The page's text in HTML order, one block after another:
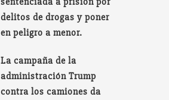
delitos de drogas y poner
en peligro a menor.
La campaña de la
administración Trump
contra los camiones da